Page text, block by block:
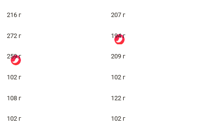
216 г 207 г
272 г 194 г
259 г 209 г
102 г 102 г
108 г 122 г
102 г 102 г